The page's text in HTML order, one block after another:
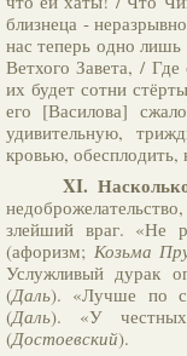
близнеца -
нас теперь одно
Ветхого Завета, /
их будет сотни
его [Василова]
удивительную,
кровью, обесплодить,
XI.
злейший враг. «Не
(афоризм; Козьма
Услужливый дурак
(Даль). «Лучше по
(Даль). «У честных
(Достоевский).